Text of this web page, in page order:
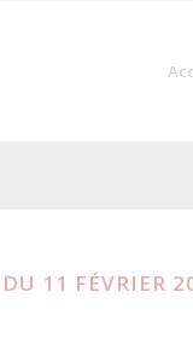
11 FÉVRIER